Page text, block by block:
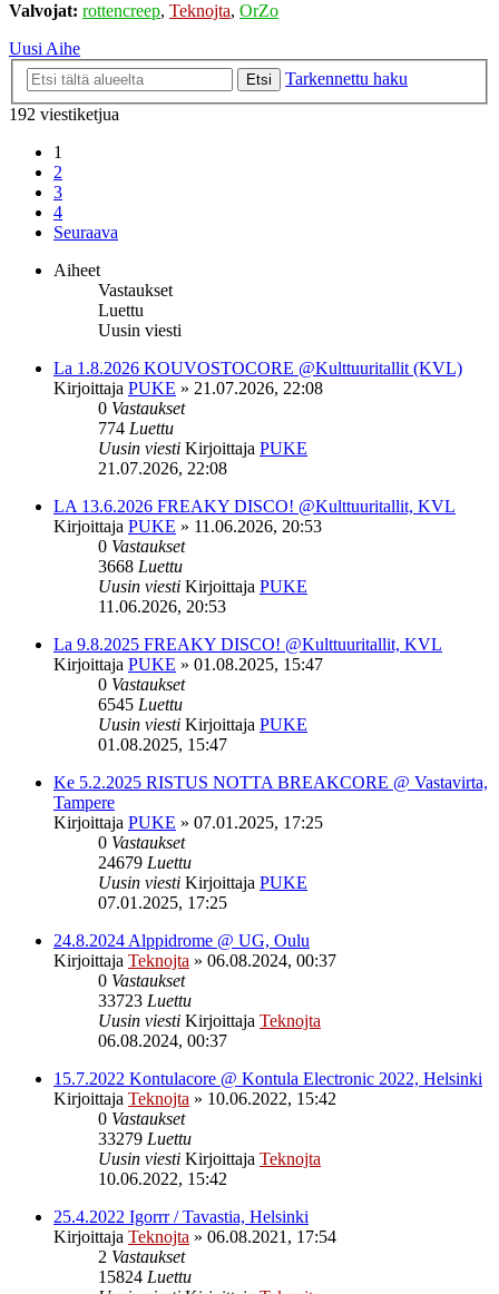
Valvojat: rottencreep, Teknojta, OrZo
Uusi Aihe
Etsi
Tarkennettu haku
192 viestiketjua
1
2
3
4
Seuraava
Aiheet
Vastaukset
Luettu
Uusin viesti
La 1.8.2026 KOUVOSTOCORE @Kulttuuritallit (KVL)
Kirjoittaja PUKE » 21.07.2026, 22:08
0 Vastaukset
774 Luettu
Uusin viesti Kirjoittaja PUKE
21.07.2026, 22:08
LA 13.6.2026 FREAKY DISCO! @Kulttuuritallit, KVL
Kirjoittaja PUKE » 11.06.2026, 20:53
0 Vastaukset
3668 Luettu
Uusin viesti Kirjoittaja PUKE
11.06.2026, 20:53
La 9.8.2025 FREAKY DISCO! @Kulttuuritallit, KVL
Kirjoittaja PUKE » 01.08.2025, 15:47
0 Vastaukset
6545 Luettu
Uusin viesti Kirjoittaja PUKE
01.08.2025, 15:47
Ke 5.2.2025 RISTUS NOTTA BREAKCORE @ Vastavirta,
Tampere
Kirjoittaja PUKE » 07.01.2025, 17:25
0 Vastaukset
24679 Luettu
Uusin viesti Kirjoittaja PUKE
07.01.2025, 17:25
24.8.2024 Alppidrome @ UG, Oulu
Kirjoittaja Teknojta » 06.08.2024, 00:37
0 Vastaukset
33723 Luettu
Uusin viesti Kirjoittaja Teknojta
06.08.2024, 00:37
15.7.2022 Kontulacore @ Kontula Electronic 2022, Helsinki
Kirjoittaja Teknojta » 10.06.2022, 15:42
0 Vastaukset
33279 Luettu
Uusin viesti Kirjoittaja Teknojta
10.06.2022, 15:42
25.4.2022 Igorrr / Tavastia, Helsinki
Kirjoittaja Teknojta » 06.08.2021, 17:54
2 Vastaukset
15824 Luettu